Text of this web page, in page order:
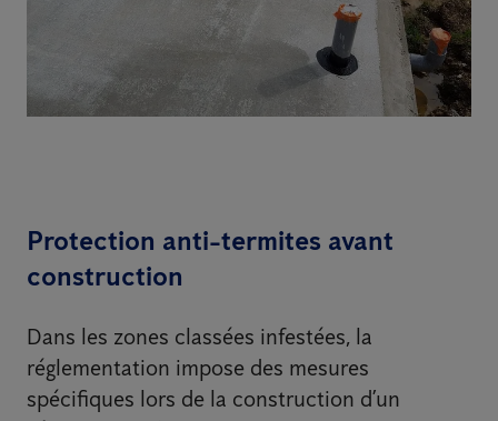
Protection anti-termites avant
construction
Dans les zones classées infestées, la
réglementation impose des mesures
spécifiques lors de la construction d’un